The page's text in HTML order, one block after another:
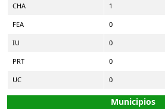
CHA 1
FEA 0
IU 0
PRT 0
UC 0
Municipios